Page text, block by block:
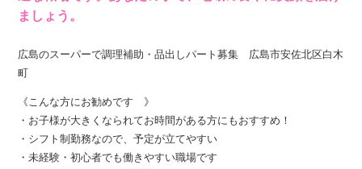
ましょう。
広島のスーパーで調理補助・品出しパート募集 広島市安佐北区白木
町
《こんな方にお勧めです 》
・お子様が大きくなられてお時間がある方にもおすすめ！
・シフト制勤務なので、予定が立てやすい
・未経験・初心者でも働きやすい職場です